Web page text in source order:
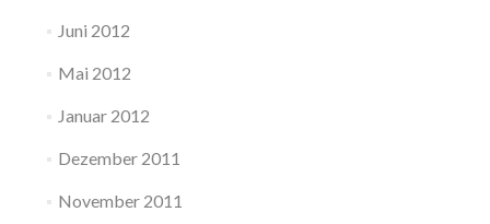
Juni 2012
Mai 2012
Januar 2012
Dezember 2011
November 2011